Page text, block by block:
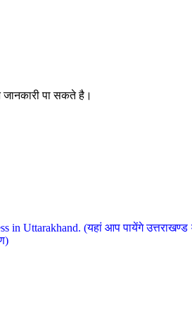
जानकारी पा सकते है।
in Uttarakhand. (यहां आप पायेंगे